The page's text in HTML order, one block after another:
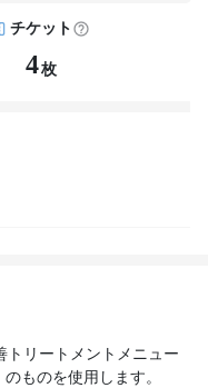
チケット
4枚
トリートメントメニュー
ものを使用します。